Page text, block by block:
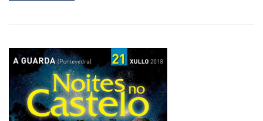
A
XII
EDICIÓN
DO
FESTIVAL
BANDAS